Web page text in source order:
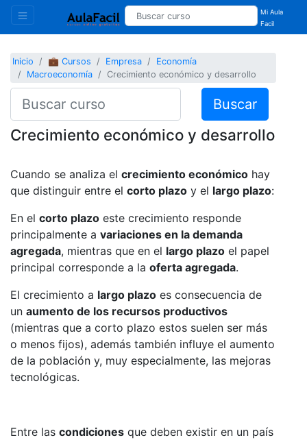
Mi Aula
Facil
Inicio 💼 Cursos Empresa
Economía
Macroeconomía
Crecimiento económico y desarrollo
Buscar
Crecimiento económico y desarrollo
Cuando se analiza el crecimiento económico hay
que distinguir entre el corto plazo y el largo plazo:
En el corto plazo este crecimiento responde
principalmente a variaciones en la demanda
agregada, mientras que en el largo plazo el papel
principal corresponde a la oferta agregada.
El crecimiento a largo plazo es consecuencia de
un aumento de los recursos productivos
(mientras que a corto plazo estos suelen ser más
o menos fijos), además también influye el aumento
de la población y, muy especialmente, las mejoras
tecnológicas.
Entre las condiciones que deben existir en un país